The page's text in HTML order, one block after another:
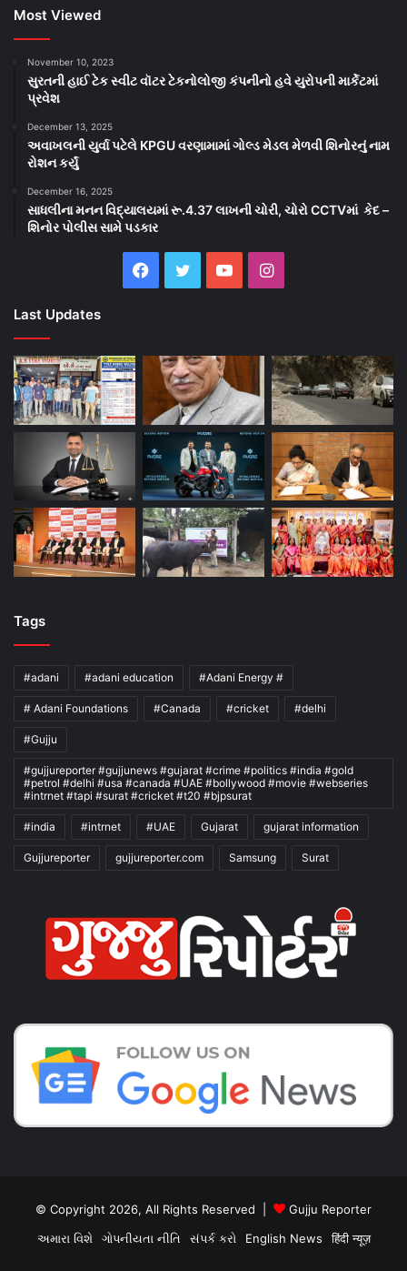
Most Viewed
November 10, 2023
સુરતની હાઈ ટેક સ્વીટ વૉટર ટેકનોલોજી કંપનીનો હવે યુરોપની માર્કેટમાં
પ્રવેશ
December 13, 2025
અવાખલની યુર્વા પટેલે KPGU વરણામામાં ગોલ્ડ મેડલ મેળવી શિનોરનું નામ
રોશન કર્યું
December 16, 2025
સાધલીના મનન વિદ્યાલયમાં રૂ.4.37 લાખની ચોરી, ચોરો CCTVમાં કેદ –
શિનોર પોલીસ સામે પડકાર
Facebook
Twitter YouTubeInstagram
Last Updates
Tags
#adani #adani education #Adani Energy #
# Adani Foundations #Canada #cricket #delhi
#Gujju
#gujjureporter #gujjunews #gujarat #crime #politics #india #gold
#petrol #delhi #usa #canada #UAE #bollywood #movie #webseries
#intrnet #tapi #surat #cricket #t20 #bjpsurat
#india #intrnet #UAE Gujarat gujarat information
Gujjureporter gujjureporter.com Samsung Surat
© Copyright 2026, All Rights Reserved |
Gujju Reporter
અમારા વિશે
ગોપનીયતા નીતિ સંપર્ક કરો English News हिंदी न्यूज़